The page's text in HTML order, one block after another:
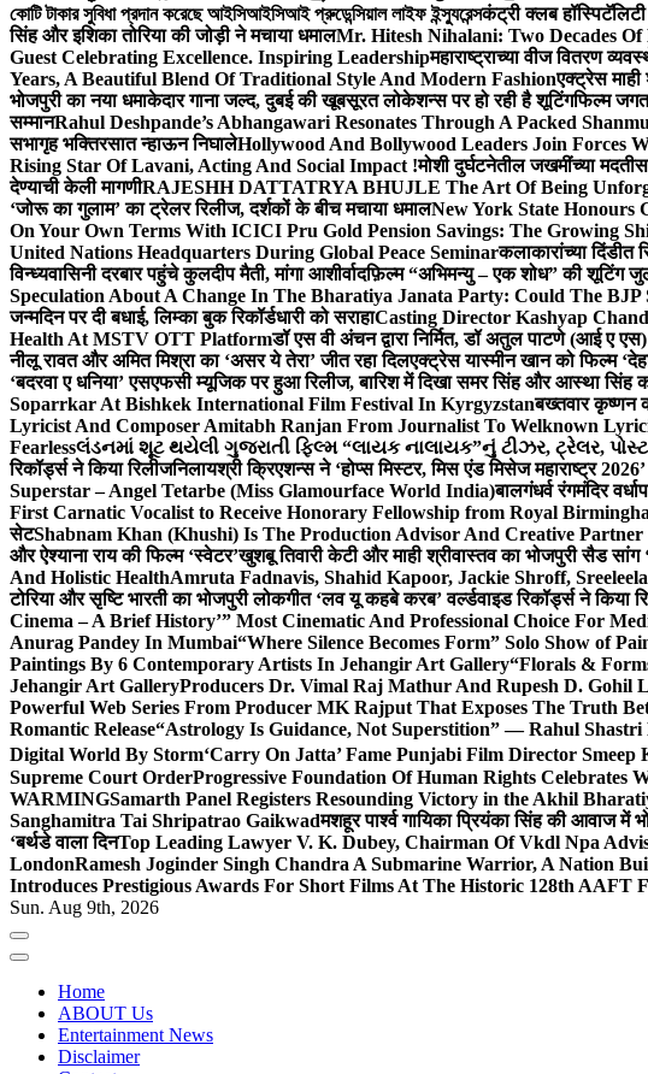
কোটি টাকার সুবিধা প্রদান করেছে আইসিআইসিআই প্রুডেন্সিয়াল লাইফ ইন্স্যুরেন্সकंट्री क्लब
सिंह और इशिका तोरिया की जोड़ी ने मचाया धमालMr. Hitesh Nihalani: Two Decades
Guest Celebrating Excellence. Inspiring Leadershipमहाराष्ट्राच्या वीज वितरण
Years, A Beautiful Blend Of Traditional Style And Modern Fashionएक्ट्रेस
भोजपुरी का नया धमाकेदार गाना जल्द, दुबई की खूबसूरत लोकेशन्स पर हो रही है शूटिंगफिल्म जगत
सम्मानRahul Deshpande’s Abhangawari Resonates Through A Packed
सभागृह भक्तिरसात न्हाऊन निघालेHollywood And Bollywood Leaders Join Forces
Rising Star Of Lavani, Acting And Social Impact !मोशी दुर्घटनेतील जखमींच्या
देण्याची केली मागणीRAJESHH DATTATRYA BHUJLE The Art Of Being
‘जोरू का गुलाम’ का ट्रेलर रिलीज, दर्शकों के बीच मचाया धमालNew York State Honours
On Your Own Terms With ICICI Pru Gold Pension Savings: The Growing
United Nations Headquarters During Global Peace Seminarकलाकारांच्या दिंडीत
विन्ध्यवासिनी दरबार पहुंचे कुलदीप मैती, मांगा आशीर्वादफ़िल्म “अभिमन्यु – एक शोध” की शूटिंग
Speculation About A Change In The Bharatiya Janata Party: Could The
जन्मदिन पर दी बधाई, लिम्का बुक रिकॉर्डधारी को सराहाCasting Director Kashyap
Health At MSTV OTT Platformडॉ एस वी अंचन द्वारा निर्मित, डॉ अतुल पाटणे (आई ए
नीलू रावत और अमित मिश्रा का ‘असर ये तेरा’ जीत रहा दिलएक्ट्रेस यास्मीन खान को फिल्म
‘बदरवा ए धनिया’ एसएफसी म्यूजिक पर हुआ रिलीज, बारिश में दिखा समर सिंह और आस्था सिंह
Soparrkar At Bishkek International Film Festival In Kyrgyzstanबख्तवार कृष्णन
Lyricist And Composer Amitabh Ranjan From Journalist To Welknown
Fearlessલંડનમાં શૂટ થયેલી ગુજરાતી ફિલ્મ “લાયક નાલાયક”નું ટીઝર, ટ્રેલર,
रिकॉर्ड्स ने किया रिलीजनिलायश्री क्रिएशन्स ने ‘होप्स मिस्टर, मिस एंड मिसेज महाराष्ट्र
Superstar – Angel Tetarbe (Miss Glamourface World India)बालगंधर्व रंगमंदिर
First Carnatic Vocalist to Receive Honorary Fellowship from Royal
सेटShabnam Khan (Khushi) Is The Production Advisor And Creative
और ऐश्याना राय की फिल्म ‘स्वेटर’खुशबू तिवारी केटी और माही श्रीवास्तव का भोजपुरी सैड सांग
And Holistic HealthAmruta Fadnavis, Shahid Kapoor, Jackie Shroff,
टोरिया और सृष्टि भारती का भोजपुरी लोकगीत ‘लव यू कहबे करब’ वर्ल्डवाइड रिकॉर्ड्स ने किया
Cinema – A Brief History’” Most Cinematic And Professional Choice For
Anurag Pandey In Mumbai“Where Silence Becomes Form” Solo Show of
Paintings By 6 Contemporary Artists In Jehangir Art Gallery“Florals &
Jehangir Art GalleryProducers Dr. Vimal Raj Mathur And Rupesh D. Gohil
Powerful Web Series From Producer MK Rajput That Exposes The Truth
Romantic Release“Astrology Is Guidance, Not Superstition” — Rahul Shastri
Digital World By Storm‘Carry On Jatta’ Fame Punjabi Film Director
Supreme Court OrderProgressive Foundation Of Human Rights Celebrates
WARMINGSamarth Panel Registers Resounding Victory in the Akhil
Sanghamitra Tai Shripatrao Gaikwadमशहूर पार्श्व गायिका प्रियंका सिंह की आवाज में
‘बर्थडे वाला दिनTop Leading Lawyer V. K. Dubey, Chairman Of Vkdl Npa
LondonRamesh Joginder Singh Chandra A Submarine Warrior, A Nation
Introduces Prestigious Awards For Short Films At The Historic 128th AAFT
Sun. Aug 9th, 2026
Home
ABOUT Us
Entertainment News
Disclaimer